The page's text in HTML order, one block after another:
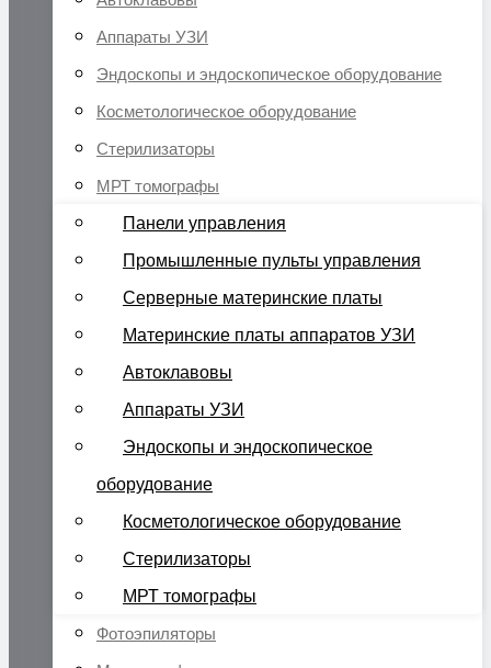
Аппараты УЗИ
Эндоскопы и эндоскопическое оборудование
Косметологическое оборудование
Стерилизаторы
МРТ томографы
Панели управления
Промышленные пульты управления
Серверные материнские платы
Материнские платы аппаратов УЗИ
Автоклавовы
Аппараты УЗИ
Эндоскопы и эндоскопическое
оборудование
Косметологическое оборудование
Стерилизаторы
МРТ томографы
Фотоэпиляторы